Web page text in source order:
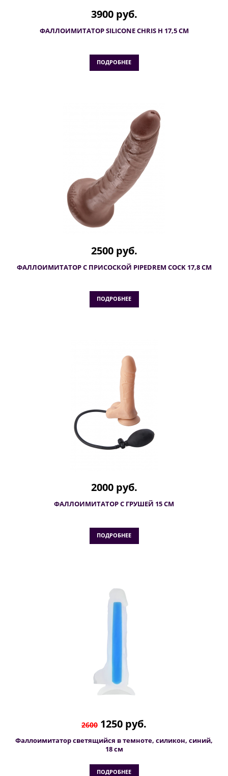
3900 руб.
ФАЛЛОИМИТАТОР SILICONE CHRIS H 17,5 СМ
ПОДРОБНЕЕ
2500 руб.
ФАЛЛОИМИТАТОР С ПРИСОСКОЙ PIPEDREM COCK 17,8 СМ
ПОДРОБНЕЕ
2000 руб.
ФАЛЛОИМИТАТОР С ГРУШЕЙ 15 СМ
ПОДРОБНЕЕ
2600 1250 руб.
Фаллоимитатор светящийся в темноте, силикон, синий,
18 см
ПОДРОБНЕЕ